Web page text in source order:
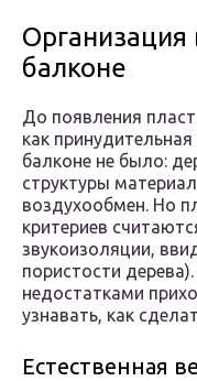
Организация
балконе
До появления
как
балконе не было:
структуры
воздухообмен. Но
критериев
звукоизоляции,
пористости
недостатками
узнавать, как
Естественная